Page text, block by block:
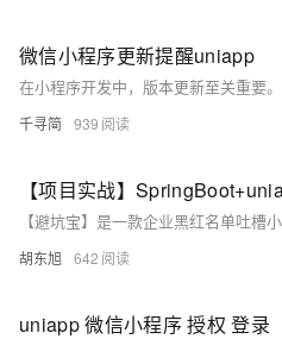
微信小程序更新提醒uniapp
千寻简 939
胡东旭 642
uniapp 微信小程序 授权 登录